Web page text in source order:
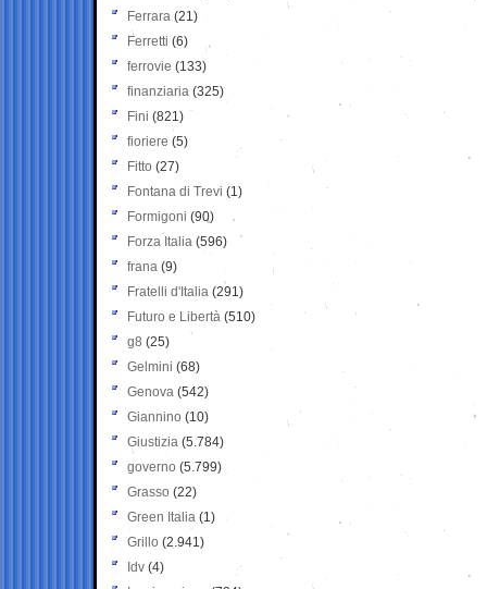
Ferrara (21)
Ferretti (6)
ferrovie (133)
finanziaria (325)
Fini (821)
fioriere (5)
Fitto (27)
Fontana di Trevi (1)
Formigoni (90)
Forza Italia (596)
frana (9)
Fratelli d'Italia (291)
Futuro e Libertà (510)
g8 (25)
Gelmini (68)
Genova (542)
Giannino (10)
Giustizia (5.784)
governo (5.799)
Grasso (22)
Green Italia (1)
Grillo (2.941)
Idv (4)